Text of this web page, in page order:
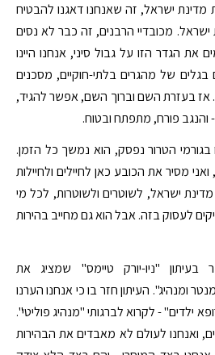
ישראל, זה שאנחנו דאגנו להבטיח
מכובדיי הרבנים, זה כבר לא נסים
את הגדר הזו על גבול סיני, אנחנו היינו
של מהגרים בלתי-חוקיים, מסכנים
בעזרת השם וברוך השם, אפשר להגיד,
פורח, מתפתח ובטוח.
הטרור נפסק, הוא נמשך כל הזמן.
מסיר את הכובע כאן לחיילים ולחיילות
ישראל, לשוטרים ולשוטרות, לכל מי
לעסוק בזה. אבל הוא גם מחייב בהירות
"ניו-יורק טיימס" שמציג את
ומנהיג". העיתון חזר בו כי אנחנו הערנו
ילדים" - לקרוא לברגותי "מנהיג פוליטי".
ואנחנו לעולם לא מאבדים את הבהירות